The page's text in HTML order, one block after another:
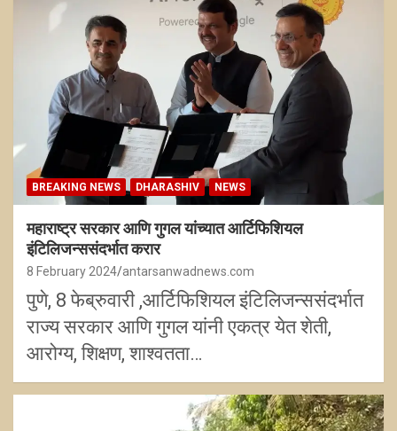
BREAKING NEWS DHARASHIV NEWS
महाराष्ट्र सरकार आणि गुगल यांच्यात आर्टिफिशियल
इंटिलिजन्ससंदर्भात करार
8 February 2024 antarsanwadnews.com
पुणे, 8 फेब्रुवारी ,आर्टिफिशियल इंटिलिजन्ससंदर्भात
राज्य सरकार आणि गुगल यांनी एकत्र येत शेती,
आरोग्य, शिक्षण, शाश्वतता…